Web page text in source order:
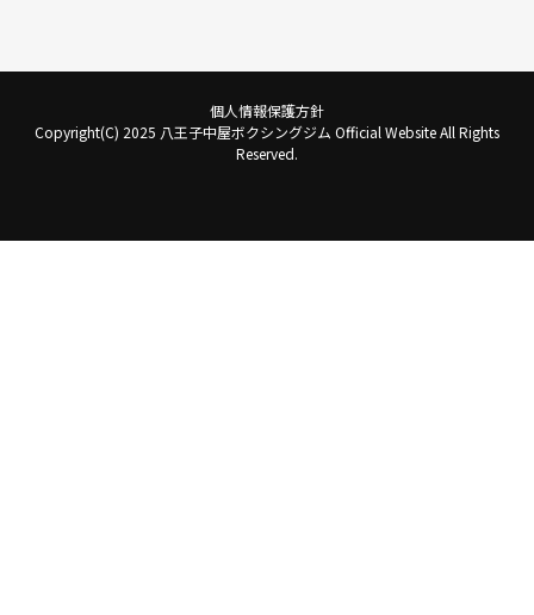
個人情報保護方針
Copyright(C) 2025 八王子中屋ボクシングジム Official Website All Rights
Reserved.